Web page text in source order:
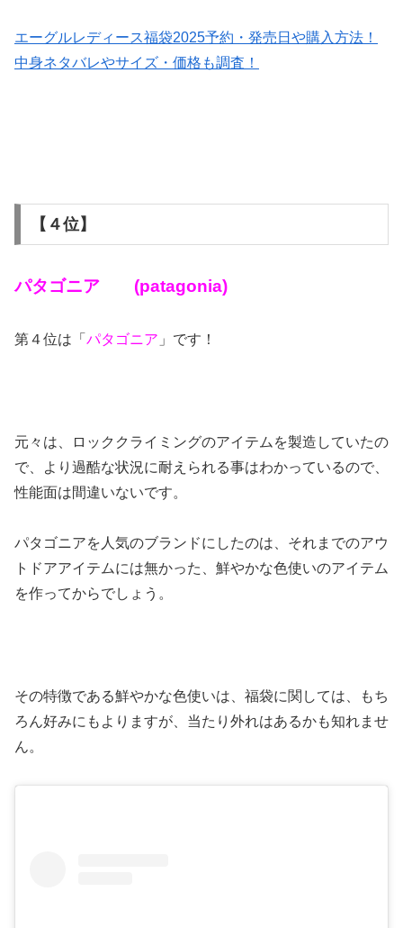
エーグルレディース福袋2025予約・発売日や購入方法！
中身ネタバレやサイズ・価格も調査！
【４位】
パタゴニア (patagonia)
第４位は「 パタゴニア 」です！
元々は、ロッククライミングのアイテムを製造していたの
で、より過酷な状況に耐えられる事はわかっているので、
性能面は間違いないです。
パタゴニアを人気のブランドにしたのは、それまでのアウ
トドアアイテムには無かった、鮮やかな色使いのアイテム
を作ってからでしょう。
その特徴である鮮やかな色使いは、福袋に関しては、もち
ろん好みにもよりますが、当たり外れはあるかも知れませ
ん。